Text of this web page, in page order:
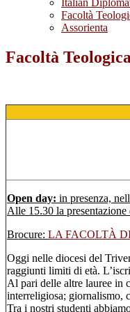
Italian
Facoltà
Assorienta
Facoltà
Open day: in presenza,
Alle 15.30 la
Brocure: LA FACOLTÀ
Oggi nelle diocesi del
raggiunti limiti di età.
Al pari delle altre lauree in
interreligiosa; giornalismo,
Tra i nostri studenti